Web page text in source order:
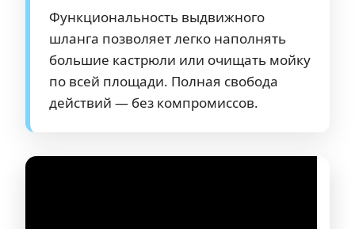
Функциональность выдвижного
шланга позволяет легко наполнять
большие кастрюли или очищать мойку
по всей площади. Полная свобода
действий — без компромиссов.